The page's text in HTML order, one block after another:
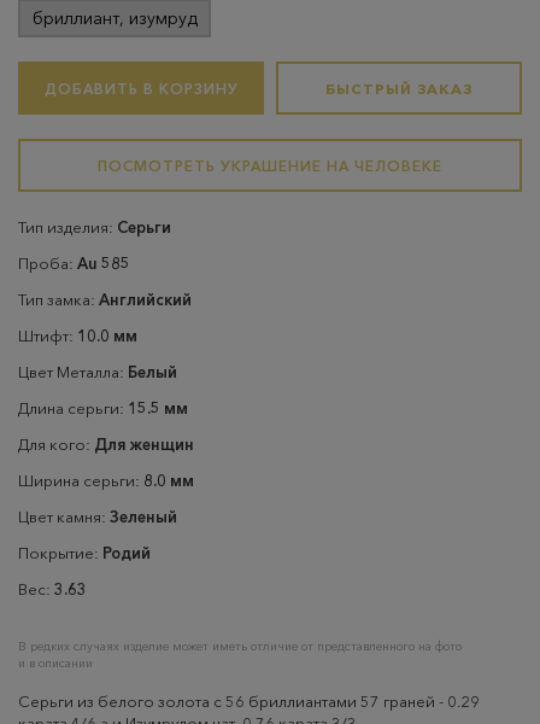
бриллиант, изумруд
ДОБАВИТЬ В КОРЗИНУ БЫСТРЫЙ ЗАКАЗ
ПОСМОТРЕТЬ УКРАШЕНИЕ НА ЧЕЛОВЕКЕ
Тип изделия: Серьги
Проба: Au 585
Тип замка: Английский
Штифт: 10.0 мм
Цвет Металла: Белый
Длина серьги: 15.5 мм
Для кого: Для женщин
Ширина серьги: 8.0 мм
Цвет камня: Зеленый
Покрытие: Родий
Вес: 3.63
В редких случаях изделие может иметь отличие от представленного на фото
и в описании
Серьги из белого золота с 56 бриллиантами 57 граней - 0.29